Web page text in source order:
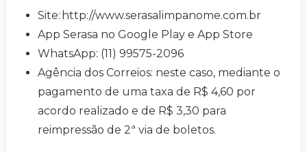
Site: http://www.serasalimpanome.com.br
App Serasa no Google Play e App Store
WhatsApp: (11) 99575-2096
Agência dos Correios: neste caso, mediante o
pagamento de uma taxa de R$ 4,60 por
acordo realizado e de R$ 3,30 para
reimpressão de 2ª via de boletos.